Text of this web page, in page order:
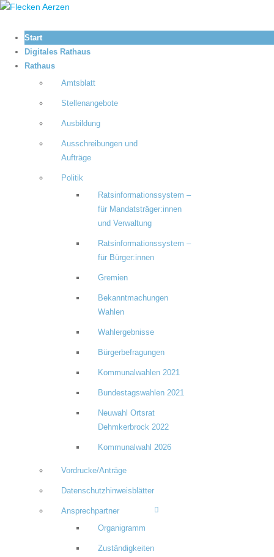
Start
Digitales Rathaus
Rathaus
Amtsblatt
Stellenangebote
Ausbildung
Ausschreibungen und
Aufträge
Politik
Ratsinformationssystem –
für Mandatsträger:innen
und Verwaltung
Ratsinformationssystem –
für Bürger:innen
Gremien
Bekanntmachungen
Wahlen
Wahlergebnisse
Bürgerbefragungen
Kommunalwahlen 2021
Bundestagswahlen 2021
Neuwahl Ortsrat
Dehmkerbrock 2022
Kommunalwahl 2026
Vordrucke/Anträge
Datenschutzhinweisblätter
Ansprechpartner
Organigramm
Zuständigkeiten